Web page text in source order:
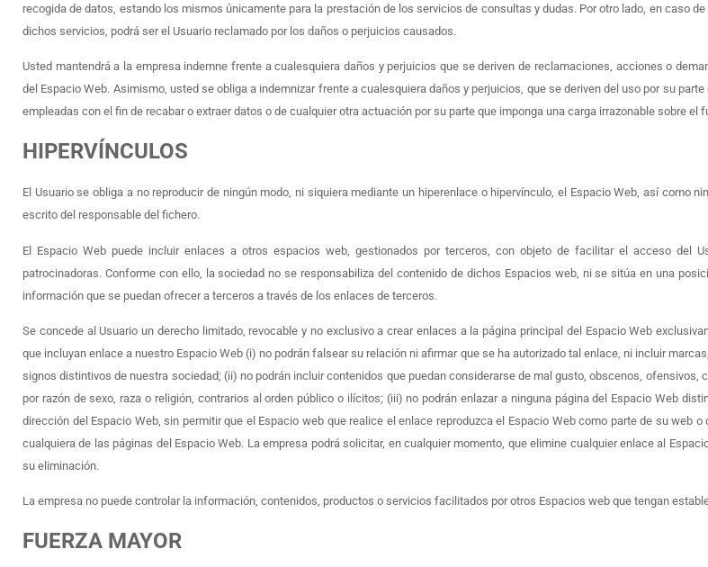
recogida de datos, estando los mismos únicamente para la prestación de los servicios de consultas y dudas. Por otro lado, en caso
dichos servicios, podrá ser el Usuario reclamado por los daños o perjuicios causados.
Usted mantendrá a la empresa indemne frente a cualesquiera daños y perjuicios que se deriven de reclamaciones, acciones o
del Espacio Web. Asimismo, usted se obliga a indemnizar frente a cualesquiera daños y perjuicios, que se deriven del uso por su parte
empleadas con el fin de recabar o extraer datos o de cualquier otra actuación por su parte que imponga una carga irrazonable sobre el
HIPERVÍNCULOS
El Usuario se obliga a no reproducir de ningún modo, ni siquiera mediante un hiperenlace o hipervínculo, el Espacio Web, así como
escrito del responsable del fichero.
El Espacio Web puede incluir enlaces a otros espacios web, gestionados por terceros, con objeto de facilitar el acceso del
patrocinadoras. Conforme con ello, la sociedad no se responsabiliza del contenido de dichos Espacios web, ni se sitúa en una
información que se puedan ofrecer a terceros a través de los enlaces de terceros.
Se concede al Usuario un derecho limitado, revocable y no exclusivo a crear enlaces a la página principal del Espacio Web
que incluyan enlace a nuestro Espacio Web (i) no podrán falsear su relación ni afirmar que se ha autorizado tal enlace, ni incluir
signos distintivos de nuestra sociedad; (ii) no podrán incluir contenidos que puedan considerarse de mal gusto, obscenos, ofensivos,
por razón de sexo, raza o religión, contrarios al orden público o ilícitos; (iii) no podrán enlazar a ninguna página del Espacio Web
dirección del Espacio Web, sin permitir que el Espacio web que realice el enlace reproduzca el Espacio Web como parte de su web o
cualquiera de las páginas del Espacio Web. La empresa podrá solicitar, en cualquier momento, que elimine cualquier enlace al
su eliminación.
La empresa no puede controlar la información, contenidos, productos o servicios facilitados por otros Espacios web que tengan
FUERZA MAYOR